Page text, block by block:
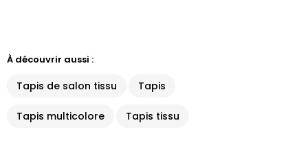
À découvrir aussi :
Tapis de salon tissu Tapis
Tapis multicolore Tapis tissu